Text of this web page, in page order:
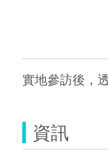
實地參訪後，
資訊